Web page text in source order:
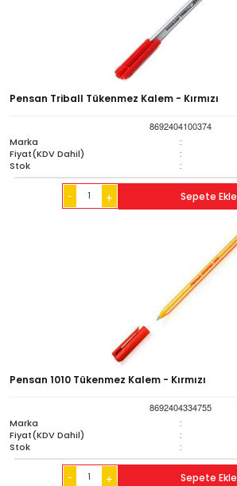
Pensan Triball Tükenmez Kalem - Kırmızı
8692404100374
Marka
:
Fiyat(KDV Dahil) :
Stok :
- + Sepete Ekle
Pensan 1010 Tükenmez Kalem - Kırmızı
8692404334755
Marka
:
Fiyat(KDV Dahil) :
Stok :
- + Sepete Ekle